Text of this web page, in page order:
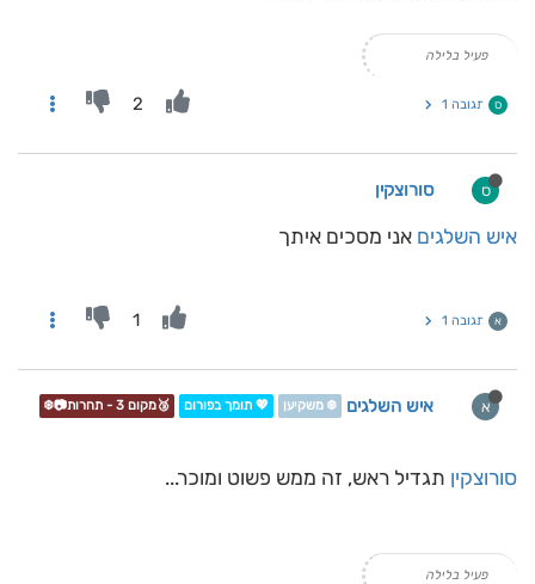
פעיל בלילה
ס תגובה 1 2
ס סורוצקין
איש השלגים אני מסכים איתך
א תגובה 1 1
א איש השלגים ❄️ משקיען 💖 תומך בפורום 🥉מקום 3 - תחרות📷❄️
סורוצקין תגדיל ראש, זה ממש פשוט ומוכר...
פעיל בלילה